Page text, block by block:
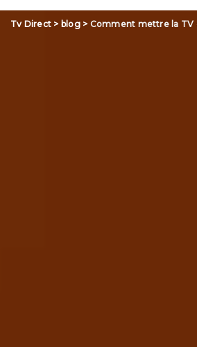
Tv Direct > blog> Comment mettre la TV